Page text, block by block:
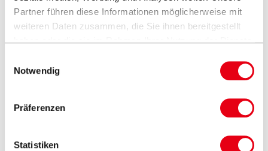
Partner führen diese Informationen möglicherweise mit
weiteren Daten zusammen, die Sie ihnen bereitgestellt
haben oder die sie im Rahmen Ihrer Nutzung der Dienste
Notwendig
Präferenzen
Statistiken